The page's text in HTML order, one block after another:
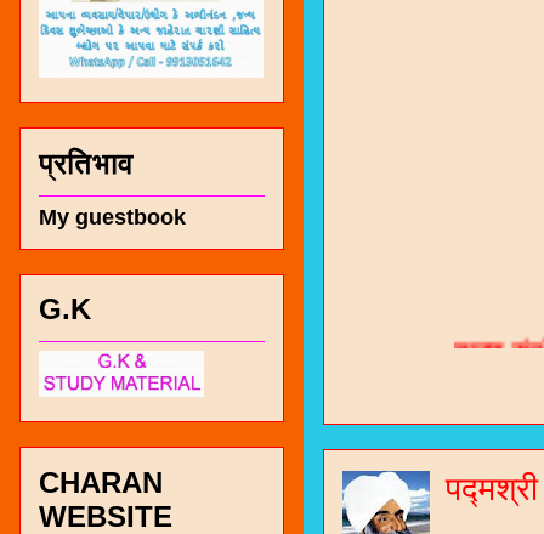
जनरल
प्रतिभाव
My guestbook
G.K
CHARAN
WEBSITE